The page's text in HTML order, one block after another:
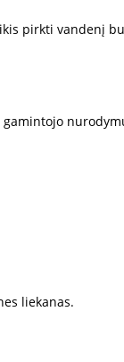
pirkti vandenį
liekanas.